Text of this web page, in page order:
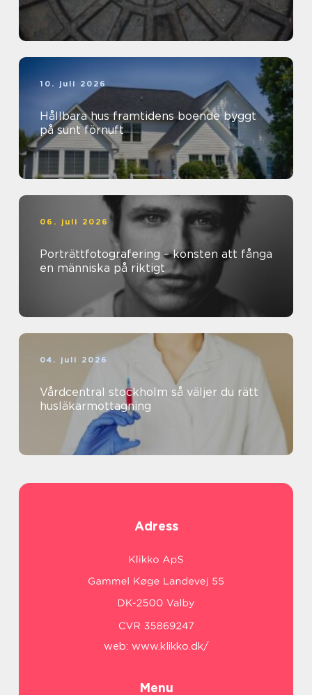
10. juli 2026
Hållbara hus framtidens boende byggt
på sunt förnuft
06. juli 2026
Porträttfotografering – konsten att fånga
en människa på riktigt
04. juli 2026
Vårdcentral stockholm så väljer du rätt
husläkarmottagning
Adress
web: www.klikko.dk/
Menu